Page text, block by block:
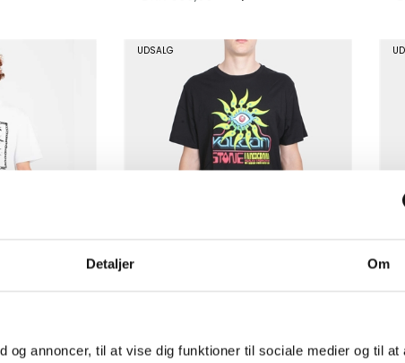
Detaljer Om
og annoncer, til at vise dig funktioner til sociale medier og til at
RYGALSKI
UDSALG
Volcom T-shirt s/s Reality Fab